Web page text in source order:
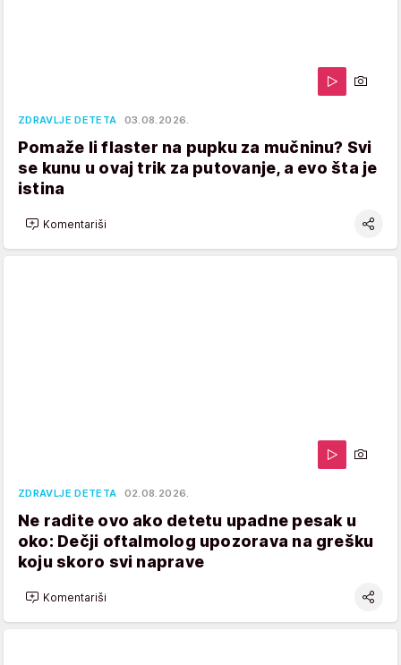
ZDRAVLJE DETETA 03.08.2026.
Pomaže li flaster na pupku za mučninu? Svi
se kunu u ovaj trik za putovanje, a evo šta je
istina
Komentariši
ZDRAVLJE DETETA 02.08.2026.
Ne radite ovo ako detetu upadne pesak u
oko: Dečji oftalmolog upozorava na grešku
koju skoro svi naprave
Komentariši